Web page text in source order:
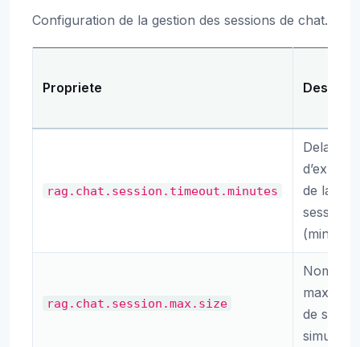
Configuration de la gestion des sessions de chat.
Propriete
rag.chat.session.timeout.minutes
Delai
de la
session
(minutes)
rag.chat.session.max.size
Nombre
de